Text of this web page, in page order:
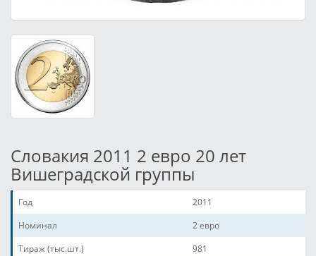
Словакия 2011 2 евро 20 лет
Вишеградской группы
Год
2011
Номинал
2 евро
Тираж (тыс.шт.)
981